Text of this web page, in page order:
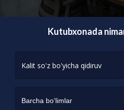
Kutubxonada
Barcha bo‘limlar